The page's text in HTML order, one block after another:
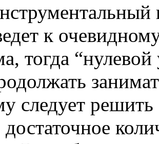
к
тогда
следует